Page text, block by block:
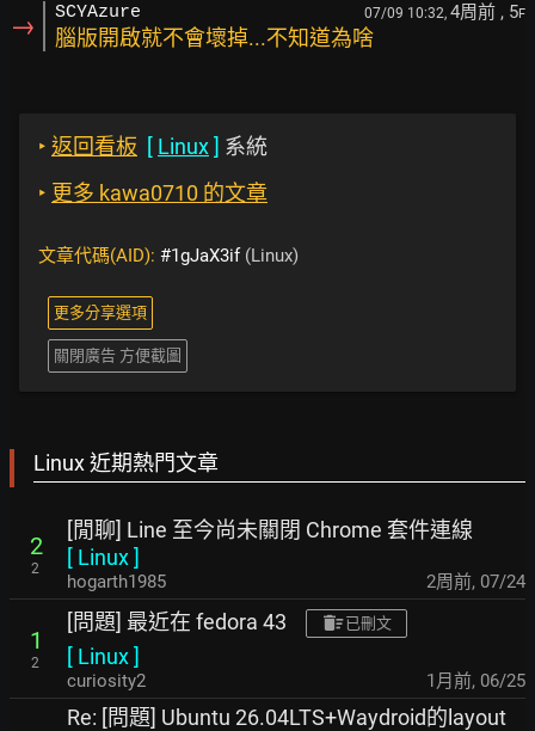
→ SCYAzure 07/09 10:32, 4周前 , 5F
腦版開啟就不會壞掉...不知道為啥
‣ 返回看板 [ Linux] 系統
‣ 更多 kawa0710 的文章
文章代碼(AID): #1gJaX3if(Linux)
更多分享選項
關閉廣告 方便截圖
Linux 近期熱門文章
2
2
[閒聊] Line 至今尚未關閉 Chrome 套件連線
[ Linux]
hogarth1985 2周前, 07/24
1
2
[問題] 最近在 fedora 43 已刪文
[ Linux]
curiosity2 1月前, 06/25
Re: [問題] Ubuntu 26.04LTS+Waydroid的layout